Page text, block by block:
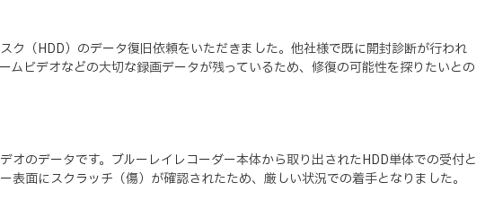
ク（HDD）のデータ復旧依頼をいただきました。他社様で既に開封診断が行われ
ムビデオなどの大切な録画データが残っているため、修復の可能性を探りたいとの
オのデータです。ブルーレイレコーダー本体から取り出されたHDD単体での受付と
表面にスクラッチ（傷）が確認されたため、厳しい状況での着手となりました。